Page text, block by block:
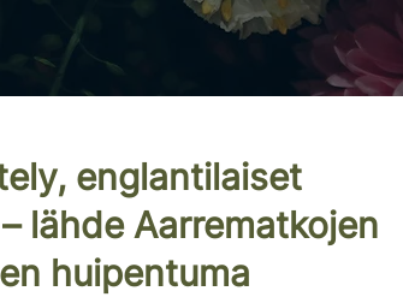
englantilaiset
lähde Aarrematkojen
huipentuma